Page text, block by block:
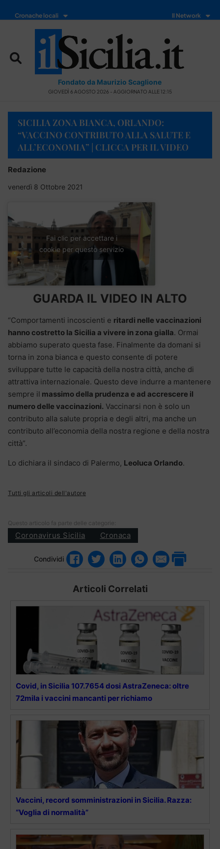
Cronache locali Il Network
Fondato da Maurizio Scaglione
GIOVEDÌ 6 AGOSTO 2026 - AGGIORNATO ALLE 12:15
SICILIA ZONA BIANCA, ORLANDO:
“VACCINO CONTRIBUTO ALLA SALUTE E
ALL’ECONOMIA” | CLICCA PER IL VIDEO
Redazione
venerdì 8 Ottobre 2021
Fai clic per accettare i
cookie per questo servizio
GUARDA IL VIDEO IN ALTO
“Comportamenti incoscienti e ritardi nelle vaccinazioni
hanno costretto la Sicilia a vivere in zona gialla. Ormai
abbiamo superato questa fase. Finalmente da domani si
torna in zona bianca e questo consente di potere
sviluppare tutte le capacità della nostra città, anche di
attrattiva internazionale. Questo deve indurre a mantenere
sempre il massimo della prudenza e ad accrescere il
numero delle vaccinazioni. Vaccinarsi non è solo un
contributo alla salute propria e degli altri, ma anche un
contributo all’economia della nostra regione e della nostra
città”.
Lo dichiara il sindaco di Palermo, Leoluca Orlando.
Tutti gli articoli dell'autore
Questo articolo fa parte delle categorie:
Coronavirus Sicilia Cronaca
Condividi
Articoli Correlati
Covid, in Sicilia 107.7654 dosi AstraZeneca: oltre
72mila i vaccini mancanti per richiamo
Vaccini, record somministrazioni in Sicilia. Razza:
“Voglia di normalità”